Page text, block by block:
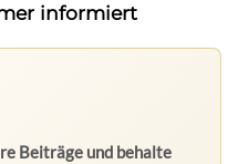
informiert
Beiträge und behalte